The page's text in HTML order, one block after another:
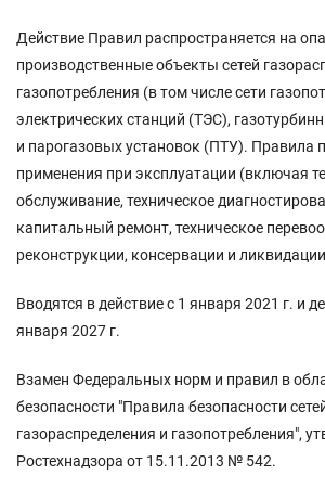
Действие Правил распространяется на
производственные объекты сетей
газопотребления (в том числе сети
электрических станций (ТЭС),
и парогазовых установок (ПТУ). Правила
применения при эксплуатации (включая
обслуживание, техническое
капитальный ремонт, техническое
реконструкции, консервации и
Вводятся в действие с 1 января 2021 г. и
января 2027 г.
Взамен Федеральных норм и правил в
безопасности "Правила безопасности
газораспределения и газопотребления",
Ростехнадзора от 15.11.2013 № 542.